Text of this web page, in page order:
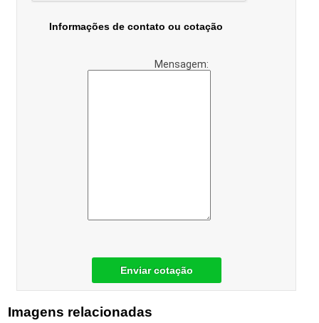
Informações de contato ou cotação
Mensagem:
Enviar cotação
Imagens relacionadas